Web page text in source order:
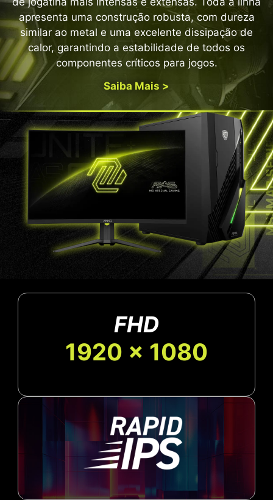
apresenta uma construção robusta, com dureza
similar ao metal e uma excelente dissipação de
calor, garantindo a estabilidade de todos os
componentes críticos para jogos.
Saiba Mais >
FHD
1920 x 1080